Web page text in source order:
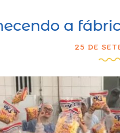
a
25 DE